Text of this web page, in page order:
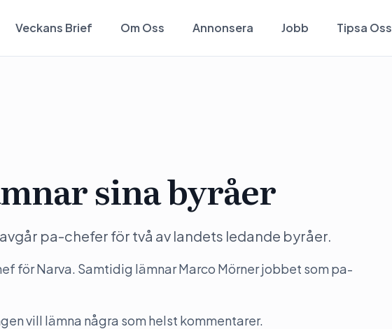
Veckans Brief Om Oss Annonsera Jobb Tipsa Oss
sina byråer
pa-chefer för två av landets ledande byråer.
för Narva. Samtidig lämnar Marco Mörner jobbet som pa-
vill lämna några som helst kommentarer.